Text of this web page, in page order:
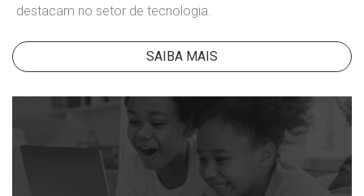
destacam no setor de tecnologia.
SAIBA MAIS